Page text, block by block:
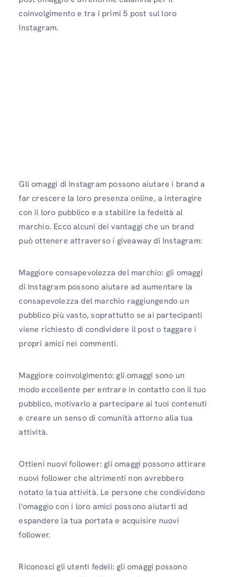
coinvolgimento e tra i primi 5 post sul loro
Instagram.
Gli omaggi di Instagram possono aiutare i brand a
far crescere la loro presenza online, a interagire
con il loro pubblico e a stabilire la fedeltà al
marchio. Ecco alcuni dei vantaggi che un brand
può ottenere attraverso i giveaway di Instagram:
Maggiore consapevolezza del marchio: gli omaggi
di Instagram possono aiutare ad aumentare la
consapevolezza del marchio raggiungendo un
pubblico più vasto, soprattutto se ai partecipanti
viene richiesto di condividere il post o taggare i
propri amici nei commenti.
Maggiore coinvolgimento: gli omaggi sono un
modo eccellente per entrare in contatto con il tuo
pubblico, motivarlo a partecipare ai tuoi contenuti
e creare un senso di comunità attorno alla tua
attività.
Ottieni nuovi follower: gli omaggi possono attirare
nuovi follower che altrimenti non avrebbero
notato la tua attività. Le persone che condividono
l'omaggio con i loro amici possono aiutarti ad
espandere la tua portata e acquisire nuovi
follower.
Riconosci gli utenti fedeli: gli omaggi possono